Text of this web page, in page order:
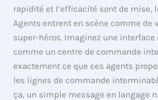
rapidité et l’efficacité sont de mise,
Agents entrent en scène comme de
super-héros. Imaginez une
comme un centre de commande
exactement ce que ces agents
les lignes de commande
ça, un simple message en langage